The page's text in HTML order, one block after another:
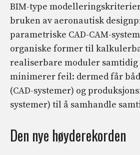
BIM-type
bruken av aeronautisk
parametriske CAD-CAM-
organiske former til
realiserbare moduler samtidig
minimerer feil: dermed får
(CAD-systemer) og
systemer) til å samhandle
Den nye høyderekorden